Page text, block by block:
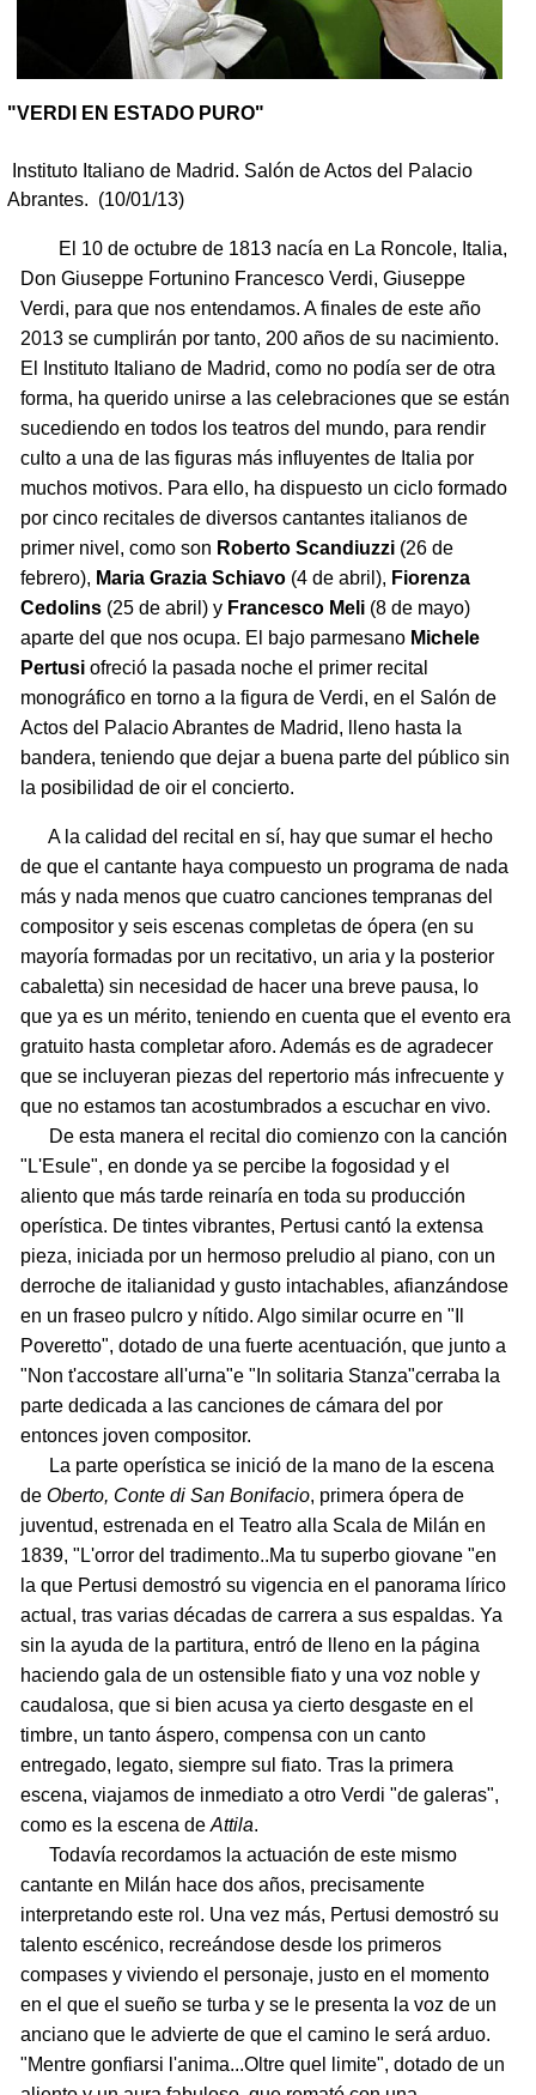
"VERDI EN ESTADO PURO"
Instituto Italiano de Madrid. Salón de Actos del Palacio
Abrantes. (10/01/13)
El 10 de octubre de 1813 nacía en La Roncole, Italia,
Don Giuseppe Fortunino Francesco Verdi, Giuseppe
Verdi, para que nos entendamos. A finales de este año
2013 se cumplirán por tanto, 200 años de su nacimiento.
El Instituto Italiano de Madrid, como no podía ser de otra
forma, ha querido unirse a las celebraciones que se están
sucediendo en todos los teatros del mundo, para rendir
culto a una de las figuras más influyentes de Italia por
muchos motivos. Para ello, ha dispuesto un ciclo formado
por cinco recitales de diversos cantantes italianos de
primer nivel, como son Roberto Scandiuzzi (26 de
febrero), Maria Grazia Schiavo (4 de abril), Fiorenza
Cedolins(25 de abril) y Francesco Meli(8 de mayo)
aparte del que nos ocupa. El bajo parmesano Michele
Pertusi ofreció la pasada noche el primer recital
monográfico en torno a la figura de Verdi, en el Salón de
Actos del Palacio Abrantes de Madrid, lleno hasta la
bandera, teniendo que dejar a buena parte del público sin
la posibilidad de oir el concierto.
A la calidad del recital en sí, hay que sumar el hecho
de que el cantante haya compuesto un programa de nada
más y nada menos que cuatro canciones tempranas del
compositor y seis escenas completas de ópera (en su
mayoría formadas por un recitativo, un aria y la posterior
cabaletta) sin necesidad de hacer una breve pausa, lo
que ya es un mérito, teniendo en cuenta que el evento era
gratuito hasta completar aforo. Además es de agradecer
que se incluyeran piezas del repertorio más infrecuente y
que no estamos tan acostumbrados a escuchar en vivo.
De esta manera el recital dio comienzo con la canción
"L'Esule", en donde ya se percibe la fogosidad y el
aliento que más tarde reinaría en toda su producción
operística. De tintes vibrantes, Pertusi cantó la extensa
pieza, iniciada por un hermoso preludio al piano, con un
derroche de italianidad y gusto intachables, afianzándose
en un fraseo pulcro y nítido. Algo similar ocurre en "Il
Poveretto", dotado de una fuerte acentuación, que junto a
"Non t'accostare all'urna"e "In solitaria Stanza"cerraba la
parte dedicada a las canciones de cámara del por
entonces joven compositor.
La parte operística se inició de la mano de la escena
de Oberto, Conte di San Bonifacio, primera ópera de
juventud, estrenada en el Teatro alla Scala de Milán en
1839, "L'orror del tradimento..Ma tu superbo giovane "en
la que Pertusi demostró su vigencia en el panorama lírico
actual, tras varias décadas de carrera a sus espaldas. Ya
sin la ayuda de la partitura, entró de lleno en la página
haciendo gala de un ostensible fiato y una voz noble y
caudalosa, que si bien acusa ya cierto desgaste en el
timbre, un tanto áspero, compensa con un canto
entregado, legato, siempre sul fiato. Tras la primera
escena, viajamos de inmediato a otro Verdi "de galeras",
como es la escena de Attila.
Todavía recordamos la actuación de este mismo
cantante en Milán hace dos años, precisamente
interpretando este rol. Una vez más, Pertusi demostró su
talento escénico, recreándose desde los primeros
compases y viviendo el personaje, justo en el momento
en el que el sueño se turba y se le presenta la voz de un
anciano que le advierte de que el camino le será arduo.
"Mentre gonfiarsi l'anima...Oltre quel limite", dotado de un